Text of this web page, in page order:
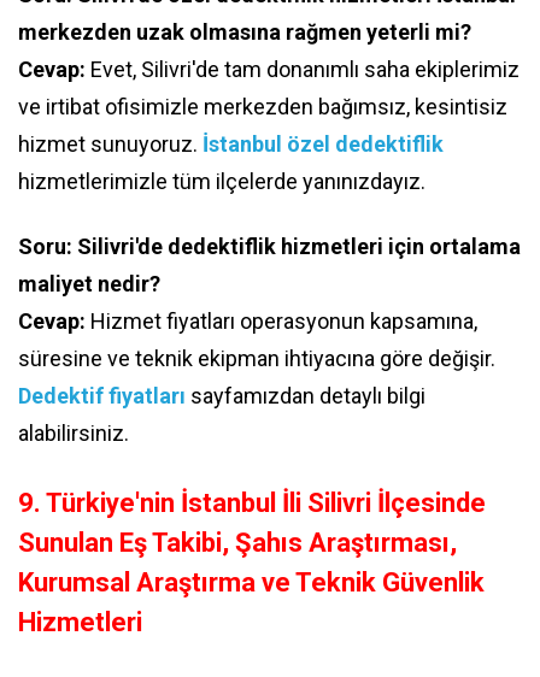
merkezden uzak olmasına rağmen yeterli mi?
Cevap: Evet, Silivri'de tam donanımlı saha ekiplerimiz
ve irtibat ofisimizle merkezden bağımsız, kesintisiz
hizmet sunuyoruz. İstanbul özel dedektiflik
hizmetlerimizle tüm ilçelerde yanınızdayız.
Soru: Silivri'de dedektiflik hizmetleri için ortalama
maliyet nedir?
Cevap: Hizmet fiyatları operasyonun kapsamına,
süresine ve teknik ekipman ihtiyacına göre değişir.
Dedektif fiyatları sayfamızdan detaylı bilgi
alabilirsiniz.
9. Türkiye'nin İstanbul İli Silivri İlçesinde
Sunulan Eş Takibi, Şahıs Araştırması,
Kurumsal Araştırma ve Teknik Güvenlik
Hizmetleri